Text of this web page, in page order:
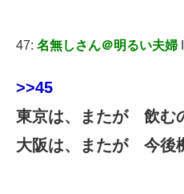
47: 名無しさん＠明るい夫婦
>>45
東京は、またが 飲む
大阪は、またが 今後